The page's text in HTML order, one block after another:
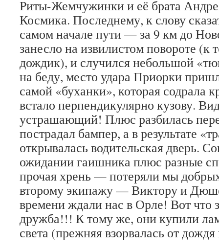
Риты-Жемчужинки и её брата
Космика. Последнему, к слову
самом начале пути — за 9 км до
занесло на извилистом повороте (к
дождик), и случился небольшой
на беду, место удара Приорки
самой «буханки», которая содрала
встало перпендикулярно кузову.
устрашающий! Плюс разбилась
пострадал бампер, а в результате
открывалась водительская дверь.
ожидании гаишника плюс разные
прочая хрень — потеряли мы
второму экипажу — Виктору и
времени ждали нас в Орле! Вот что
дружба!!! К тому же, они купили
света (прежняя взорвалась от